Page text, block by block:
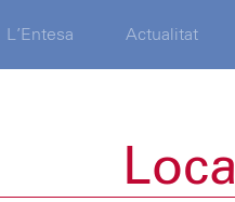
L’Entesa Actualitat
Local